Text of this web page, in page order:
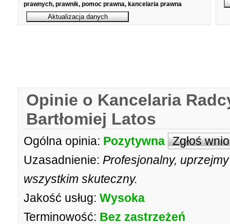
prawnych, prawnik, pomoc prawna, kancelaria prawna
Opinie o Kancelaria
Bartłomiej Latos
Ogólna opinia: Pozytywna Zgłoś
Uzasadnienie: Profesjonalny,
wszystkim skuteczny.
Jakość usług: Wysoka
Terminowość: Bez zastrzeżeń